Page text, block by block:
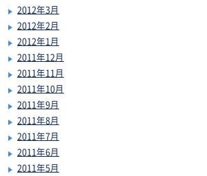
2012年3月
2012年2月
2012年1月
2011年12月
2011年11月
2011年10月
2011年9月
2011年8月
2011年7月
2011年6月
2011年5月